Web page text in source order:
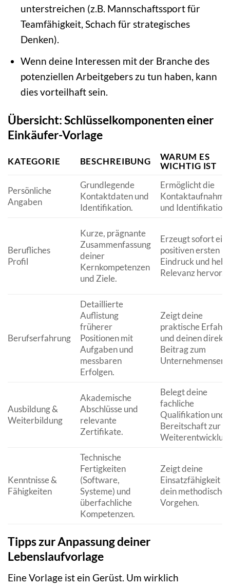
unterstreichen (z.B. Mannschaftssport für
Teamfähigkeit, Schach für strategisches
Denken).
Wenn deine Interessen mit der Branche des
potenziellen Arbeitgebers zu tun haben, kann
dies vorteilhaft sein.
Übersicht: Schlüsselkomponenten einer
Einkäufer-Vorlage
KATEGORIE BESCHREIBUNG
WARUM ES
WICHTIG IST
Persönliche
Angaben
Grundlegende
Kontaktdaten und
Identifikation.
Ermöglicht die
Kontaktaufnahme
und Identifikation.
Berufliches
Profil
Kurze, prägnante
Zusammenfassung
deiner
Kernkompetenzen
und Ziele.
Erzeugt sofort
positiven ersten
Eindruck und hebt
Relevanz hervor.
Berufserfahrung
Detaillierte
Auflistung
früherer
Positionen mit
Aufgaben und
messbaren
Erfolgen.
Zeigt deine
praktische
und deinen
Beitrag zum
Ausbildung &
Weiterbildung
Akademische
Abschlüsse und
relevante
Zertifikate.
Belegt deine
fachliche
Qualifikation und
Bereitschaft zur
Kenntnisse &
Fähigkeiten
Technische
Fertigkeiten
(Software,
Systeme) und
überfachliche
Kompetenzen.
Zeigt deine
Einsatzfähigkeit
dein methodisches
Vorgehen.
Tipps zur Anpassung deiner
Lebenslaufvorlage
Eine Vorlage ist ein Gerüst. Um wirklich